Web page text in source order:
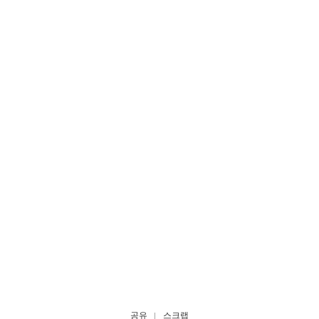
공유 스크랩